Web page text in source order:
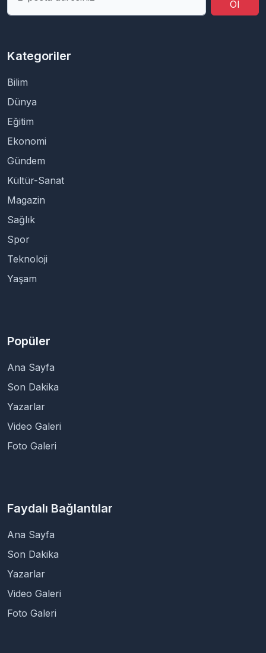
Ol
Kategoriler
Bilim
Dünya
Eğitim
Ekonomi
Gündem
Kültür-Sanat
Magazin
Sağlık
Spor
Teknoloji
Yaşam
Popüler
Ana Sayfa
Son Dakika
Yazarlar
Video Galeri
Foto Galeri
Faydalı Bağlantılar
Ana Sayfa
Son Dakika
Yazarlar
Video Galeri
Foto Galeri